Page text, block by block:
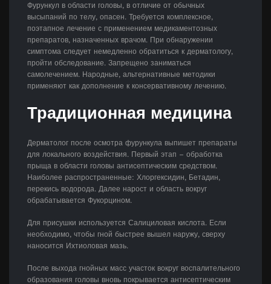
Фурункул в области головы, в отличие от обычных
высыпаний по телу, опасен. Требуется комплексное,
поэтапное лечение с применением медикаментозных
препаратов, назначенных врачом. При обнаружении
симптома следует немедленно обратиться к дерматологу,
пройти обследование. Запрещено заниматься
самолечением. Народные, альтернативные методики
применяют как дополнение к консервативному лечению.
Традиционная медицина
Дерматолог после осмотра фурункула выпишет препараты
для локального воздействия. Первый этап – обработка
прыща в области головы антисептическим средством.
Наиболее распространенные: Хлоргексидин, Бетадин,
перекись водорода. Далее нарост и область вокруг
обрабатывается Фукорцином.
Для присушки используется Салициловая кислота. Если
необходимо, чтобы гной быстрее вышел наружу, сверху
наносится Ихтиоловая мазь.
После выхода гнойных масс участок вокруг воспалительного
образования головы вновь покрывается антисептическим